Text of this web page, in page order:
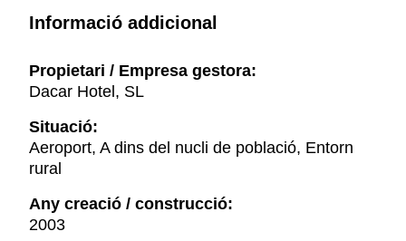
Informació addicional
Propietari / Empresa gestora:
Dacar Hotel, SL
Situació:
Aeroport, A dins del nucli de població, Entorn
rural
Any creació / construcció:
2003